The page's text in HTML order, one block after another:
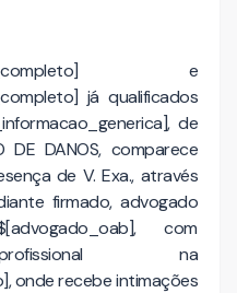
e
já qualificados
de
DE DANOS, comparece
de V. Exa., através
firmado, advogado
com
na
onde recebe intimações